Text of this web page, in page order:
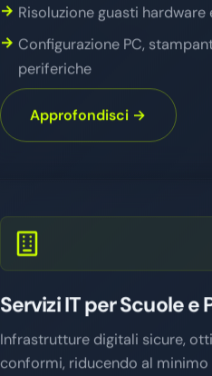
Risoluzione guasti
Configurazione PC,
periferiche
Approfondisci →
Servizi IT per Scuole e
Infrastrutture digitali sicure,
conformi, riducendo al